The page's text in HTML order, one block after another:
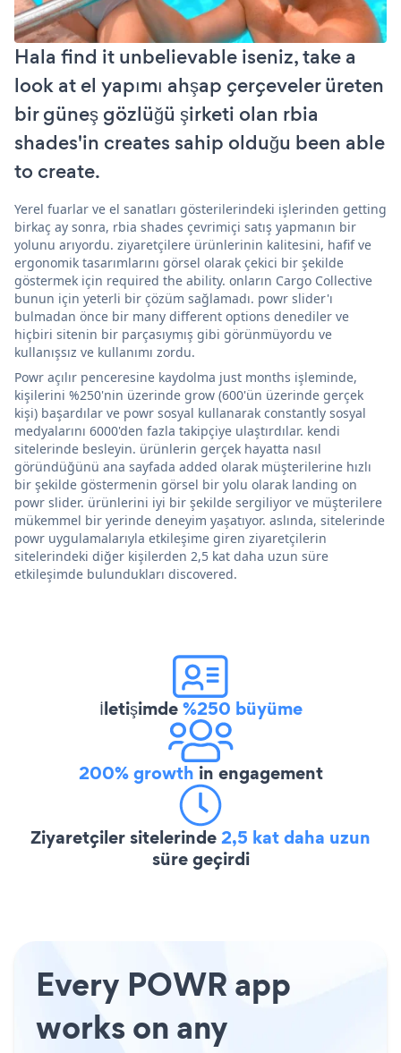
Hala find it unbelievable iseniz, take a
look at el yapımı ahşap çerçeveler üreten
bir güneş gözlüğü şirketi olan rbia
shades'in creates sahip olduğu been able
to create.
Yerel fuarlar ve el sanatları gösterilerindeki işlerinden getting
birkaç ay sonra, rbia shades çevrimiçi satış yapmanın bir
yolunu arıyordu. ziyaretçilere ürünlerinin kalitesini, hafif ve
ergonomik tasarımlarını görsel olarak çekici bir şekilde
göstermek için required the ability. onların Cargo Collective
bunun için yeterli bir çözüm sağlamadı. powr slider'ı
bulmadan önce bir many different options denediler ve
hiçbiri sitenin bir parçasıymış gibi görünmüyordu ve
kullanışsız ve kullanımı zordu.
Powr açılır penceresine kaydolma just months işleminde,
kişilerini %250'nin üzerinde grow (600'ün üzerinde gerçek
kişi) başardılar ve powr sosyal kullanarak constantly sosyal
medyalarını 6000'den fazla takipçiye ulaştırdılar. kendi
sitelerinde besleyin. ürünlerin gerçek hayatta nasıl
göründüğünü ana sayfada added olarak müşterilerine hızlı
bir şekilde göstermenin görsel bir yolu olarak landing on
powr slider. ürünlerini iyi bir şekilde sergiliyor ve müşterilere
mükemmel bir yerinde deneyim yaşatıyor. aslında, sitelerinde
powr uygulamalarıyla etkileşime giren ziyaretçilerin
sitelerindeki diğer kişilerden 2,5 kat daha uzun süre
etkileşimde bulundukları discovered.
İletişimde%250 büyüme
200% growth in engagement
Ziyaretçiler sitelerinde2,5 kat daha uzun
süre geçirdi
Every POWR app
works on any